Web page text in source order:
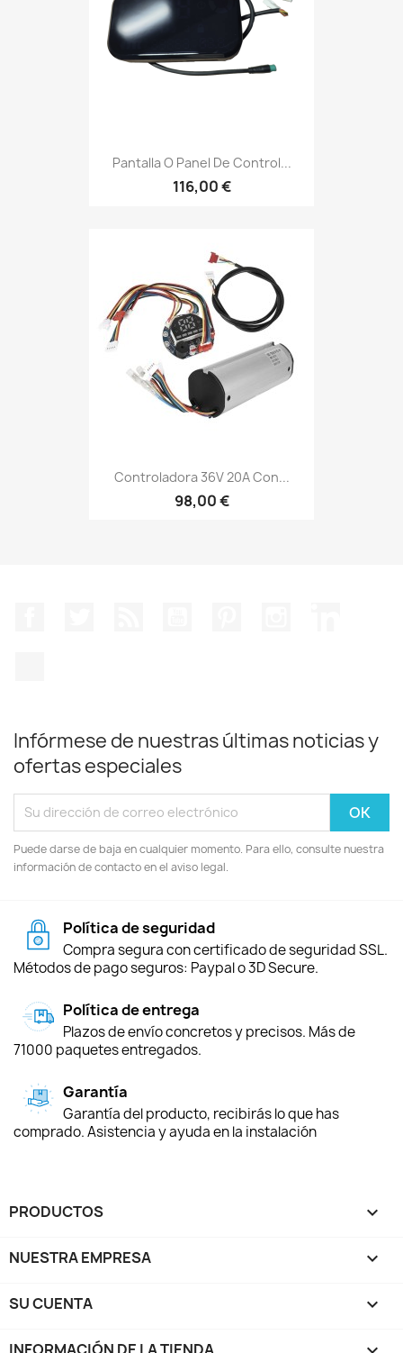
Pantalla O Panel De Control...
116,00 €
Controladora 36V 20A Con...
98,00 €
Infórmese de nuestras últimas noticias y
ofertas especiales
Puede darse de baja en cualquier momento. Para ello, consulte nuestra
información de contacto en el aviso legal.
Política de seguridad
Compra segura con certificado de seguridad SSL.
Métodos de pago seguros: Paypal o 3D Secure.
Política de entrega
Plazos de envío concretos y precisos. Más de
71000 paquetes entregados.
Garantía
Garantía del producto, recibirás lo que has
comprado. Asistencia y ayuda en la instalación
PRODUCTOS 
NUESTRA EMPRESA 
SU CUENTA 
INFORMACIÓN DE LA TIENDA